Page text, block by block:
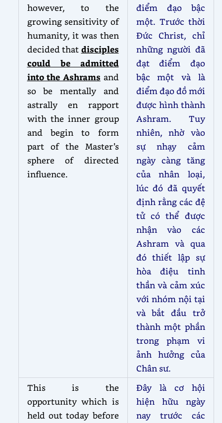
however, to the
growing sensitivity of
humanity, it was then
decided that disciples
could be admitted
into the Ashrams and
so be mentally and
astrally en rapport
with the inner group
and begin to form
part of the Master’s
sphere of directed
influence.
điểm đạo bậc
một. Trước thời
Đức Christ, chỉ
những người đã
đạt điểm đạo
bậc một và là
điểm đạo đồ mới
được hình thành
Ashram. Tuy
nhiên, nhờ vào
sự nhạy cảm
ngày càng tăng
của nhân loại,
lúc đó đã quyết
định rằng các đệ
tử có thể được
nhận vào các
Ashram và qua
đó thiết lập sự
hòa điệu tinh
thần và cảm xúc
với nhóm nội tại
và bắt đầu trở
thành một phần
trong phạm vi
ảnh hưởng của
Chân sư.
This is the
opportunity which is
held out today before
Đây là cơ hội
hiện hữu ngày
nay trước các